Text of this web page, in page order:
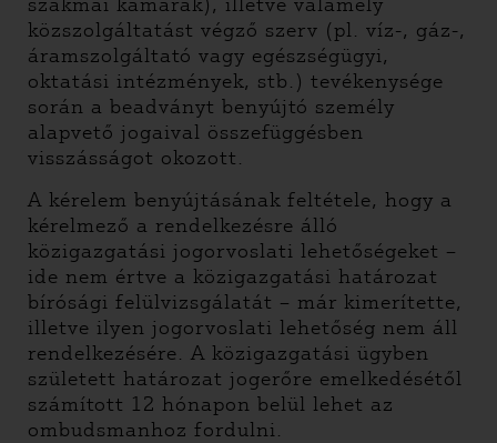
közszolgáltatást végző szerv (pl. víz-, gáz-,
áramszolgáltató vagy egészségügyi,
oktatási intézmények, stb.) tevékenysége
során a beadványt benyújtó személy
alapvető jogaival összefüggésben
visszásságot okozott.
A kérelem benyújtásának feltétele, hogy a
kérelmező a rendelkezésre álló
közigazgatási jogorvoslati lehetőségeket –
ide nem értve a közigazgatási határozat
bírósági felülvizsgálatát – már kimerítette,
illetve ilyen jogorvoslati lehetőség nem áll
rendelkezésére. A közigazgatási ügyben
született határozat jogerőre emelkedésétől
számított 12 hónapon belül lehet az
ombudsmanhoz fordulni.